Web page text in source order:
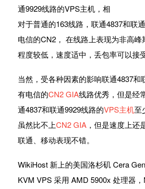
通9929线路的VPS主机，相
对于普通的163线路，联通4837和联
电信的CN2， 在线路上表现为非高
程度较低，速度适中，丢包率可以接受
当然，受各种因素的影响联通4837和
有电信的CN2 GIA线路优秀，但是经
通4837和联通9929线路的VPS主机至
虽然比不上CN2 GIA ，但是速度上还
联通、移动表现不错。
WikiHost 新上的美国洛杉矶 Cera
KVM VPS 采用 AMD 5900x 处理器